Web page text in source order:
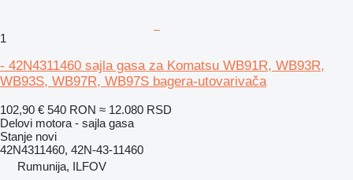
1
- 42N4311460 sajla gasa za Komatsu WB91R, WB93R,
WB93S, WB97R, WB97S bagera-utovarivača
102,90 € 540 RON ≈ 12.080 RSD
Delovi motora - sajla gasa
Stanje novi
42N4311460, 42N-43-11460
Rumunija, ILFOV